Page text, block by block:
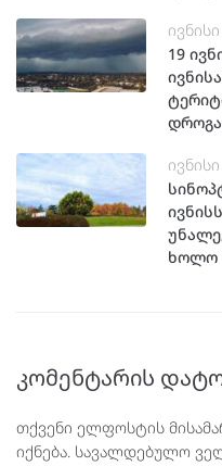
19
ხოლო
კომენტარის
თქვენი ელფოსტის
იქნება. სავალდებულო